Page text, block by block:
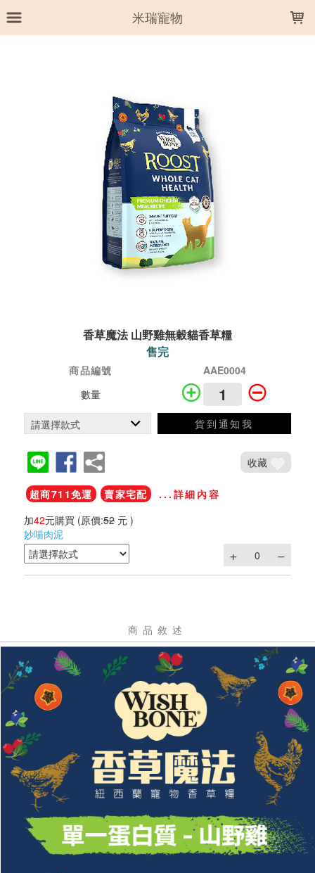
米瑞寵物
香草魔法 山野雞無穀貓香草糧
售完
商品編號
AAE0004
數量
貨到通知我
收藏
超商711免運 賣家宅配
...詳細內容
加42元購買 (原價:52 元 )
妙喵肉泥
商品敘述